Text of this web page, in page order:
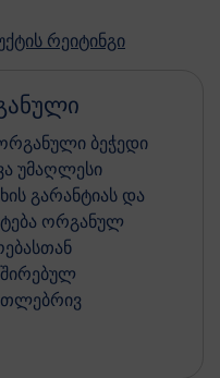
რეიტინგი
ბეჭედი
უმაღლესი
გარანტიას და
ორგანულ